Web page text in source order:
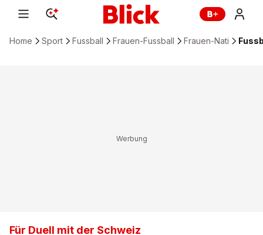
Home Sport Fussball Frauen-Fussball Frauen-Nati
Für Duell mit der Schweiz